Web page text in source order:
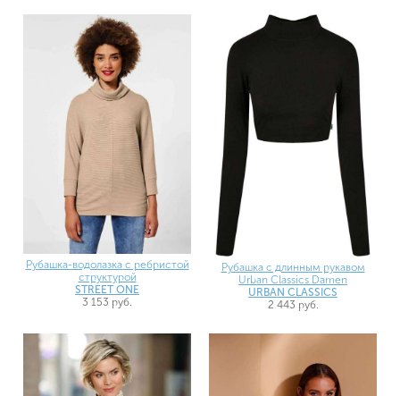
Рубашка-водолазка с ребристой
структурой
STREET ONE
3 153 руб.
Рубашка с длинным рукавом
Urban Classics Damen
URBAN CLASSICS
2 443 руб.